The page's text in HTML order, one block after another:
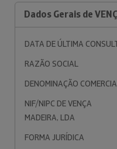
Dados Gerais de
DATA DE ÚLTIMA
RAZÃO SOCIAL
DENOMINAÇÃO
NIF/NIPC DE VENÇA
MADEIRA, LDA
FORMA JURÍDICA